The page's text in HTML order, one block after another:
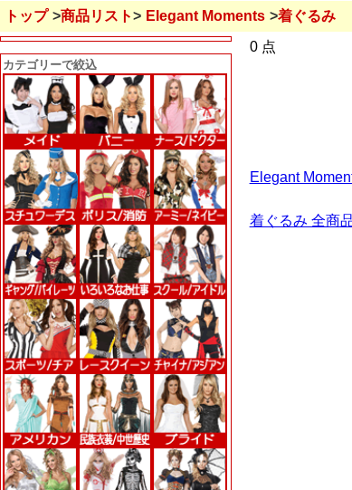
トップ 商品リスト Elegant Moments 着ぐるみ
カテゴリーで絞込
0 点
Elegant
着ぐるみ 全商